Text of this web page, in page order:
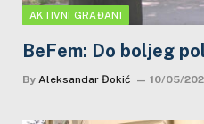
AKTIVNI GRAĐANI
BeFem: Do boljeg
By Aleksandar Đokić 10/05/